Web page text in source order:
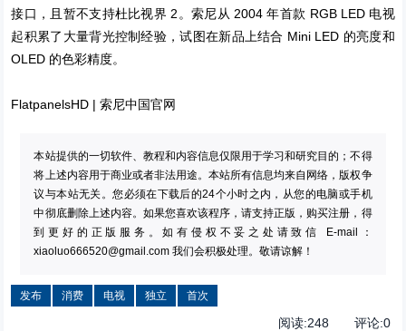
接口，且暂不支持杜比视界 2。索尼从 2004 年首款 RGB LED 电视
起积累了大量背光控制经验，试图在新品上结合 Mini LED 的亮度和
OLED 的色彩精度。
FlatpanelsHD |索尼中国官网
本站提供的一切软件、教程和内容信息仅限用于学习和研究目的；不得
将上述内容用于商业或者非法用途。本站所有信息均来自网络，版权争
议与本站无关。您必须在下载后的24个小时之内，从您的电脑或手机
中彻底删除上述内容。如果您喜欢该程序，请支持正版，购买注册，得
到更好的正版服务。如有侵权不妥之处请致信 E-mail：
xiaoluo666520@gmail.com 我们会积极处理。敬请谅解！
发布 消费 电视 独立 首次
阅读:248 评论:0